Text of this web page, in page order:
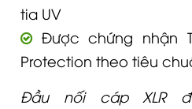
tia UV
Được chứng nhận
Protection theo tiêu
Đầu nối cáp XLR